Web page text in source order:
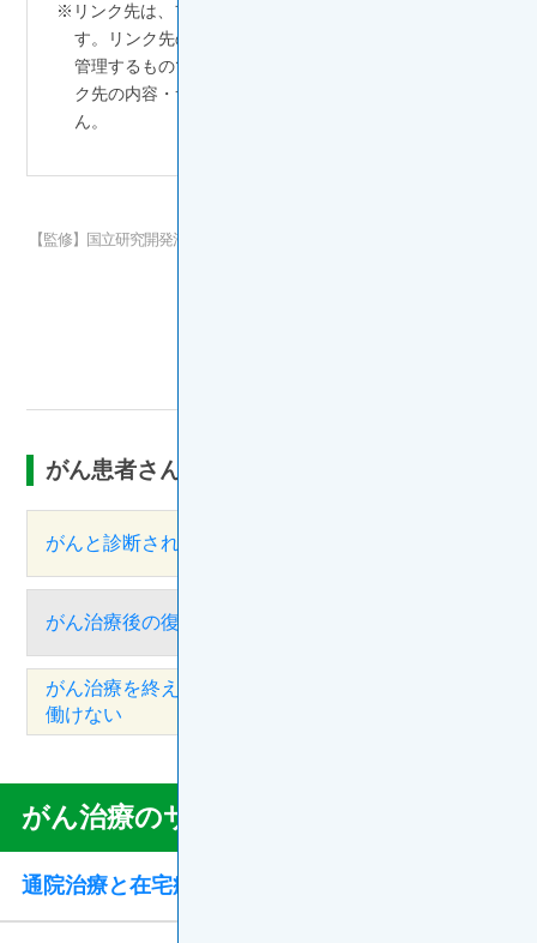
※リンク先は、ファイザー株式会社のサイトを離れま
す。リンク先のサイトはファイザー株式会社の所有・
管理するものではなく、ファイザー株式会社は、リン
ク先の内容・サービスについて、一切責任を負いませ
ん。
【監修】国立研究開発法人 国立がん研究センター東病院 サポーティブケア
がん患者さんのお悩み相談室：がんと仕事
がんと診断されたら、会社にはどう伝えるか？
がん治療後の復職のタイミングと準備
がん治療を終えて復職したが、以前と同じように
働けない
Support
Menu
がん治療のサポート
通院治療と在宅療養